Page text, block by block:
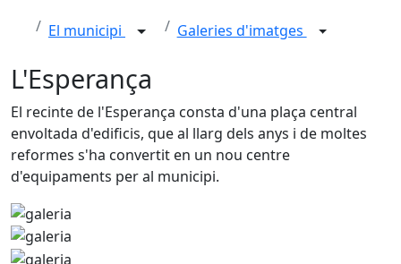
El municipi Galeries d'imatges
L'Esperança
El recinte de l'Esperança consta d'una plaça central
envoltada d'edificis, que al llarg dels anys i de moltes
reformes s'ha convertit en un nou centre
d'equipaments per al municipi.